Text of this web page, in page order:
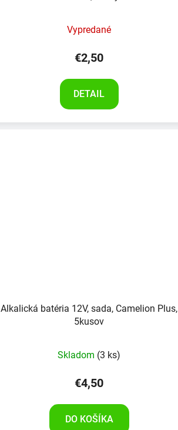
Vypredané
€2,50
DETAIL
Alkalická batéria 12V, sada, Camelion Plus,
5kusov
Skladom (3 ks)
€4,50
DO KOŠÍKA